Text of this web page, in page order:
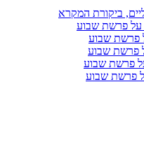
ביקורת המקרא
פרשת שבוע
פרשת שבוע
פרשת שבוע
פרשת שבוע
פרשת שבוע